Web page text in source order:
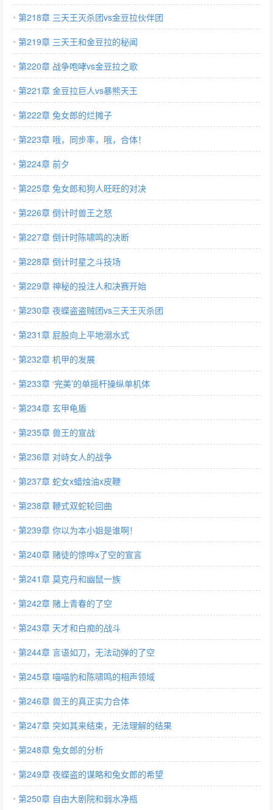
第218章 三天王灭杀团vs金豆拉伙伴团
第219章 三天王和金豆拉的秘闻
第220章 战争咆哮vs金豆拉之歌
第221章 金豆拉巨人vs暴熊天王
第222章 兔女郎的烂摊子
第223章 哦，同步率，哦，合体！
第224章 前夕
第225章 兔女郎和狗人旺旺的对决
第226章 倒计时兽王之怒
第227章 倒计时陈啸鸣的决断
第228章 倒计时星之斗技场
第229章 神秘的投注人和决赛开始
第230章 夜蝶盗盗贼团vs三天王灭杀团
第231章 屁股向上平地溺水式
第232章 机甲的发展
第233章 ‘完美’的单摇杆操纵单机体
第234章 玄甲龟盾
第235章 兽王的宣战
第236章 对峙女人的战争
第237章 蛇女x蜡烛油x皮鞭
第238章 鞭式双蛇轮回曲
第239章 你以为本小姐是谁啊！
第240章 赌徒的惊哗x了空的宣言
第241章 莫克丹和幽鼠一族
第242章 赌上青春的了空
第243章 天才和白痴的战斗
第244章 言语如刀，无法动弹的了空
第245章 喵喵豹和陈啸鸣的相声领域
第246章 兽王的真正实力合体
第247章 突如其来结束，无法理解的结果
第248章 兔女郎的分析
第249章 夜蝶盗的谋略和兔女郎的希望
第250章 自由大剧院和弱水净瓶